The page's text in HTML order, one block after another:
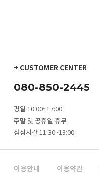
+ CUSTOMER CENTER
080-850-2445
평일 10:00~17:00
주말 및 공휴일 휴무
점심시간 11:30~13:00
이용안내 이용약관